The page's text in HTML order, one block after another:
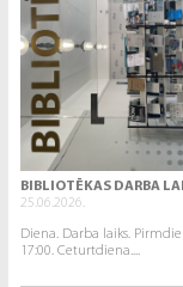
BIBLIOTĒKAS DARBA
25.06.2026.
Diena. Darba laiks.
17:00. Ceturtdiena....